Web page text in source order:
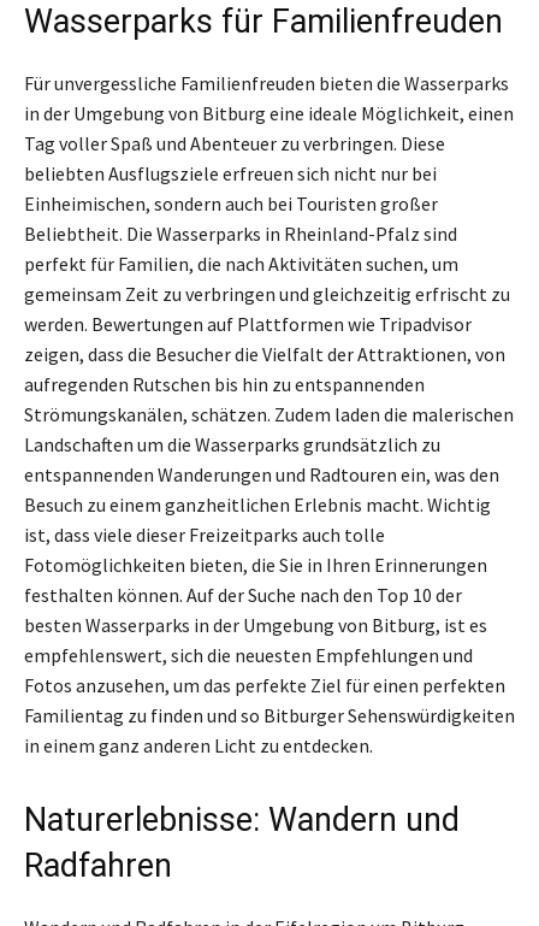
Wasserparks für Familienfreuden
Für unvergessliche Familienfreuden bieten die Wasserparks
in der Umgebung von Bitburg eine ideale Möglichkeit, einen
Tag voller Spaß und Abenteuer zu verbringen. Diese
beliebten Ausflugsziele erfreuen sich nicht nur bei
Einheimischen, sondern auch bei Touristen großer
Beliebtheit. Die Wasserparks in Rheinland-Pfalz sind
perfekt für Familien, die nach Aktivitäten suchen, um
gemeinsam Zeit zu verbringen und gleichzeitig erfrischt zu
werden. Bewertungen auf Plattformen wie Tripadvisor
zeigen, dass die Besucher die Vielfalt der Attraktionen, von
aufregenden Rutschen bis hin zu entspannenden
Strömungskanälen, schätzen. Zudem laden die malerischen
Landschaften um die Wasserparks grundsätzlich zu
entspannenden Wanderungen und Radtouren ein, was den
Besuch zu einem ganzheitlichen Erlebnis macht. Wichtig
ist, dass viele dieser Freizeitparks auch tolle
Fotomöglichkeiten bieten, die Sie in Ihren Erinnerungen
festhalten können. Auf der Suche nach den Top 10 der
besten Wasserparks in der Umgebung von Bitburg, ist es
empfehlenswert, sich die neuesten Empfehlungen und
Fotos anzusehen, um das perfekte Ziel für einen perfekten
Familientag zu finden und so Bitburger Sehenswürdigkeiten
in einem ganz anderen Licht zu entdecken.
Naturerlebnisse: Wandern und
Radfahren